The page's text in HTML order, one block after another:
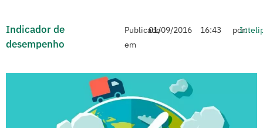
Indicador de
desempenho
Publicado
em
01/09/2016 16:43 por: